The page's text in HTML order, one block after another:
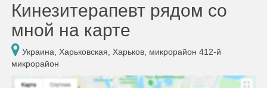
Кинезитерапевт рядом со
мной на карте
Украина, Харьковская, Харьков, микрорайон 412-й
микрорайон